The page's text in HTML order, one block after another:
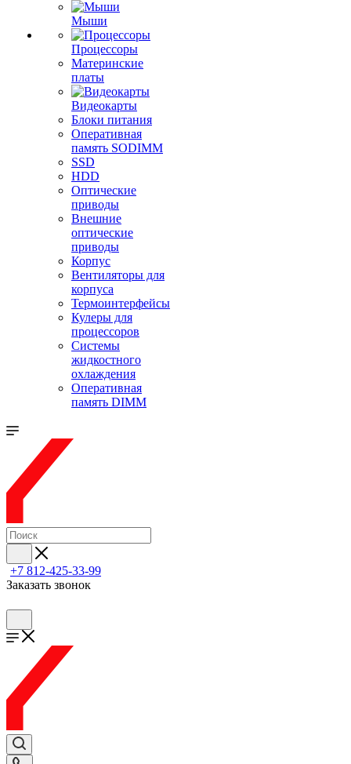
Мыши
Процессоры
Материнские
платы
Видеокарты
Блоки питания
Оперативная
память SODIMM
SSD
HDD
Оптические
приводы
Внешние
оптические
приводы
Корпус
Вентиляторы для
корпуса
Термоинтерфейсы
Кулеры для
процессоров
Системы
жидкостного
охлаждения
Оперативная
память DIMM
+7 812-425-33-99
Заказать звонок